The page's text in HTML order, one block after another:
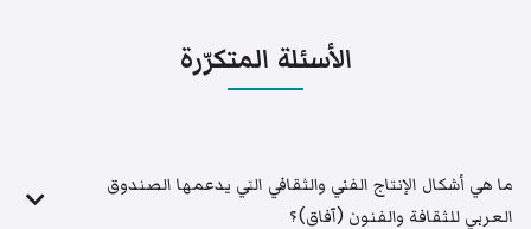
الأسئلة المتكرّرة
ما هي أشكال الإنتاج الفني والثقافي التي يدعمها الصندوق
العربي للثقافة والفنون (آفاق)؟